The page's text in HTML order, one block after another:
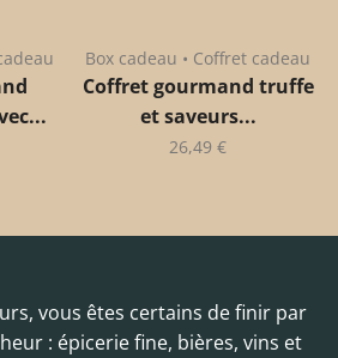
Box cadeau • Coffret cadeau
Coffret gourmand truffe
et saveurs...
26,49 €
vous êtes certains de finir par
: épicerie fine, bières, vins et